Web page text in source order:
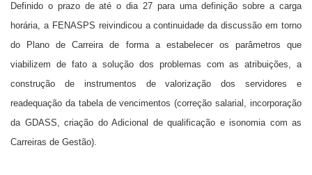
Definido o prazo de até o dia 27 para uma definição sobre a carga
horária, a FENASPS reivindicou a continuidade da discussão em torno
do Plano de Carreira de forma a estabelecer os parâmetros que
viabilizem de fato a solução dos problemas com as atribuições, a
construção de instrumentos de valorização dos servidores e
readequação da tabela de vencimentos (correção salarial, incorporação
da GDASS, criação do Adicional de qualificação e isonomia com as
Carreiras de Gestão).